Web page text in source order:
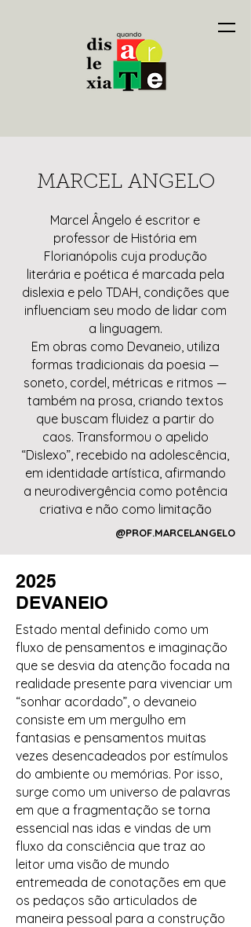
MARCEL ANGELO
Marcel Ângelo é escritor e
professor de História em
Florianópolis cuja produção
literária e poética é marcada pela
dislexia e pelo TDAH, condições que
influenciam seu modo de lidar com
a linguagem.
Em obras como Devaneio, utiliza
formas tradicionais da poesia —
soneto, cordel, métricas e ritmos —
também na prosa, criando textos
que buscam fluidez a partir do
caos. Transformou o apelido
“Dislexo”, recebido na adolescência,
em identidade artística, afirmando
a neurodivergência como potência
criativa e não como limitação
@PROF.MARCELANGELO
2025
DEVANEIO
Estado mental definido como um
fluxo de pensamentos e imaginação
que se desvia da atenção focada na
realidade presente para vivenciar um
“sonhar acordado”, o devaneio
consiste em um mergulho em
fantasias e pensamentos muitas
vezes desencadeados por estímulos
do ambiente ou memórias. Por isso,
surge como um universo de palavras
em que a fragmentação se torna
essencial nas idas e vindas de um
fluxo da consciência que traz ao
leitor uma visão de mundo
entremeada de conotações em que
os pedaços são articulados de
maneira pessoal para a construção